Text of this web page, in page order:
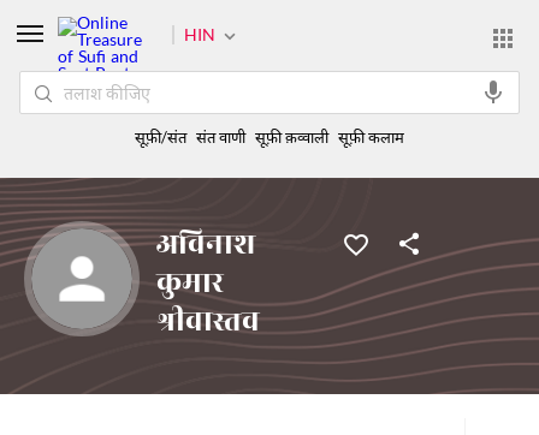
अविनाश
कुमार
श्रीवास्तव
HIN
सूफ़ी/संत संत वाणी सूफ़ी क़व्वाली सूफ़ी कलाम